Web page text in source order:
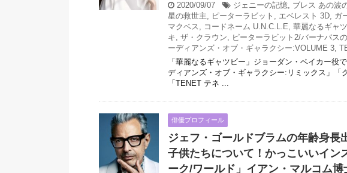
2020/09/07 ジェニーの記憶, ブレス あの波
星の救世主, ピーターラビット , エベレスト 3D, ガ
マクベス, コードネーム U.N.C.L.E, 華麗なるギャ
キ, ザ・クラウン, ピーターラビット2/バーナバス
ーディアンズ・オブ・ギャラクシー:VOLUME 3,
「華麗なるギャツビー」ジョーダン・ベイカー役
ディアンズ・オブ・ギャラクシー:リミックス」「
「TENET テネ ...
俳優プロフィール
ジェフ・ゴールドブラムの年齢身
子供たちについて！かっこいいイン
ーク/ワールド」イアン・マルコム博